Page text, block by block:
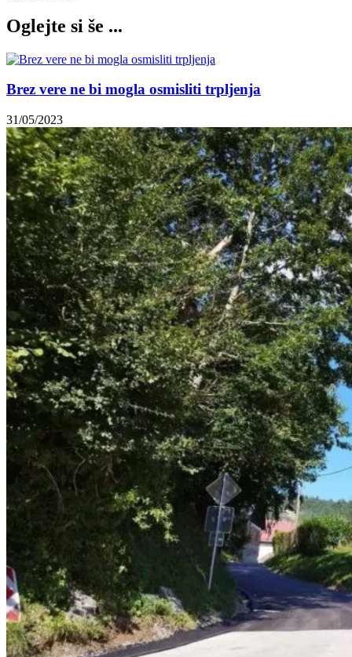
Oglejte si še ...
Brez vere ne bi mogla osmisliti trpljenja
31/05/2023